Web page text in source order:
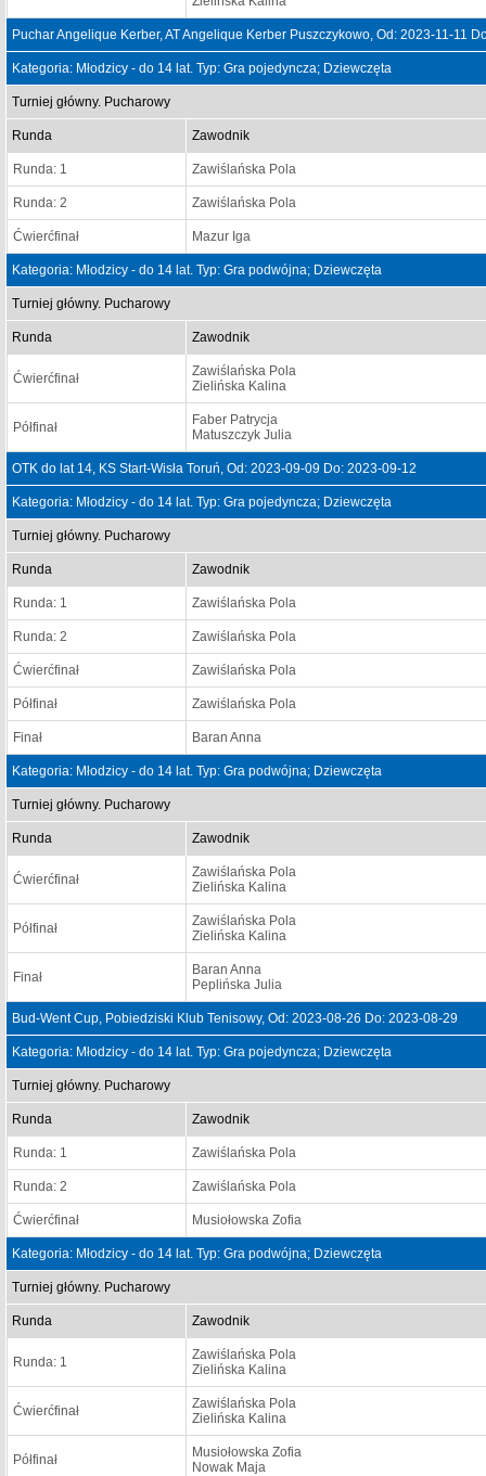
Puchar Angelique Kerber, AT Angelique Kerber Puszczykowo, Od: 2023-11-11
Kategoria: Młodzicy - do 14 lat. Typ: Gra pojedyncza; Dziewczęta
Turniej główny. Pucharowy
Runda Zawodnik
Runda: 1 Zawiślańska Pola
Runda: 2 Zawiślańska Pola
Ćwierćfinał Mazur Iga
Kategoria: Młodzicy - do 14 lat. Typ: Gra podwójna; Dziewczęta
Turniej główny. Pucharowy
Runda Zawodnik
Ćwierćfinał
Zawiślańska Pola
Zielińska Kalina
Półfinał
Faber Patrycja
Matuszczyk Julia
OTK do lat 14, KS Start-Wisła Toruń, Od: 2023-09-09 Do: 2023-09-12
Kategoria: Młodzicy - do 14 lat. Typ: Gra pojedyncza; Dziewczęta
Turniej główny. Pucharowy
Runda Zawodnik
Runda: 1 Zawiślańska Pola
Runda: 2 Zawiślańska Pola
Ćwierćfinał Zawiślańska Pola
Półfinał Zawiślańska Pola
Finał Baran Anna
Kategoria: Młodzicy - do 14 lat. Typ: Gra podwójna; Dziewczęta
Turniej główny. Pucharowy
Runda Zawodnik
Ćwierćfinał
Zawiślańska Pola
Zielińska Kalina
Półfinał
Zawiślańska Pola
Zielińska Kalina
Finał
Baran Anna
Peplińska Julia
Bud-Went Cup, Pobiedziski Klub Tenisowy, Od: 2023-08-26 Do: 2023-08-29
Kategoria: Młodzicy - do 14 lat. Typ: Gra pojedyncza; Dziewczęta
Turniej główny. Pucharowy
Runda Zawodnik
Runda: 1 Zawiślańska Pola
Runda: 2 Zawiślańska Pola
Ćwierćfinał Musiołowska Zofia
Kategoria: Młodzicy - do 14 lat. Typ: Gra podwójna; Dziewczęta
Turniej główny. Pucharowy
Runda Zawodnik
Runda: 1
Zawiślańska Pola
Zielińska Kalina
Ćwierćfinał
Zawiślańska Pola
Zielińska Kalina
Półfinał
Musiołowska Zofia
Nowak Maja